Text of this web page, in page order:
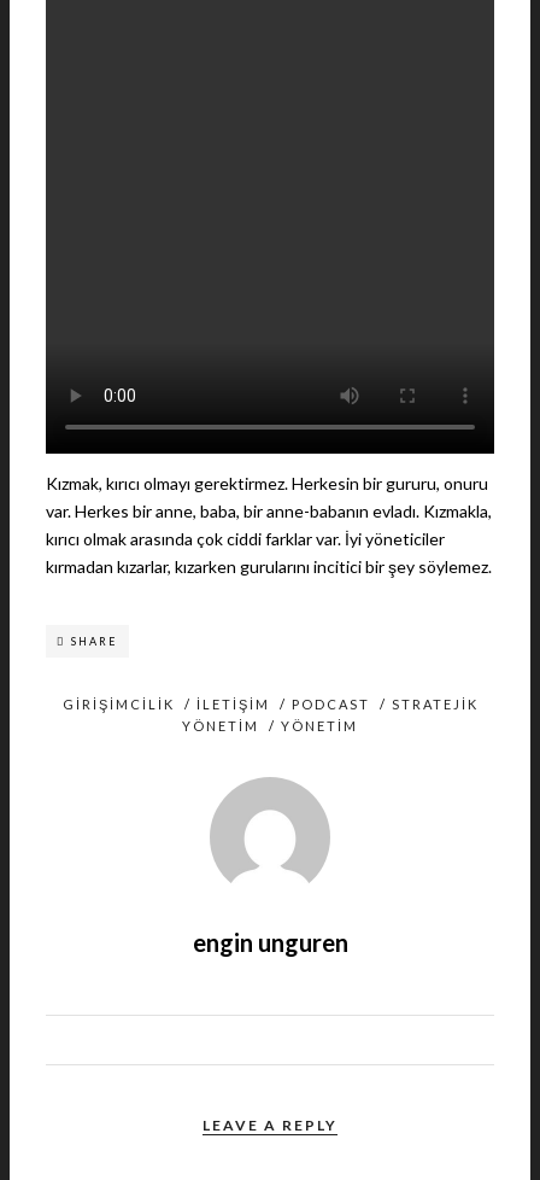
Kızmak, kırıcı olmayı gerektirmez. Herkesin bir gururu, onuru
var. Herkes bir anne, baba, bir anne-babanın evladı. Kızmakla,
kırıcı olmak arasında çok ciddi farklar var. İyi yöneticiler
kırmadan kızarlar, kızarken gurularını incitici bir şey söylemez.
SHARE
GIRIŞIMCILIK / İLETIŞIM / PODCAST / STRATEJIK
YÖNETIM
/ YÖNETIM
engin unguren
LEAVE A REPLY